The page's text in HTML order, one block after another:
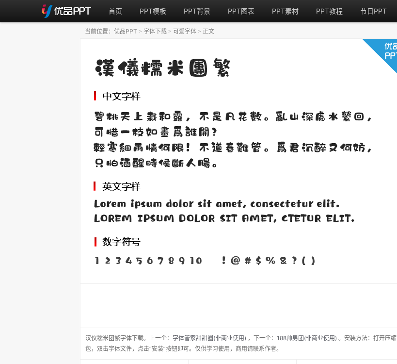
首页 PPT模板 PPT背景 PPT图表 PPT素材 PPT教程 节日PPT
汉仪糯米团繁字体下载。 上一个： 字体管家甜甜圈(非商业使用) ， 下一个： 188帅男团(非商业使用) 。安装方法：打开压缩
包，双击字体文件，点击“安装”按钮即可。仅供学习使用，商用请联系作者。
当前位置： 优品PPT > 字体下载 > 可爱字体 > 正文